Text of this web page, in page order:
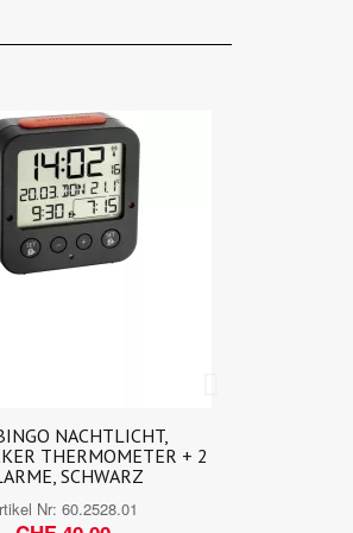
NACHTLICHT,
THERMOMETER + 2
WEISS
Nr: 60.2528.02